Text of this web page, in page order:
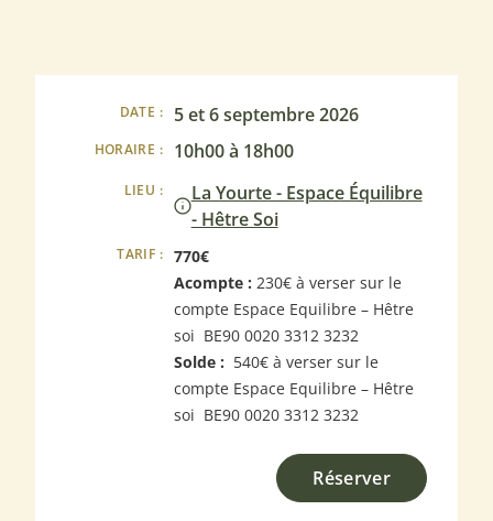
DATE : 5 et 6 septembre 2026
HORAIRE : 10h00 à 18h00
LIEU :
La Yourte - Espace Équilibre
- Hêtre Soi
TARIF : 770€
Acompte : 230€ à verser sur le
compte Espace Equilibre – Hêtre
soi BE90 0020 3312 3232
Solde : 540€ à verser sur le
compte Espace Equilibre – Hêtre
soi BE90 0020 3312 3232
Réserver